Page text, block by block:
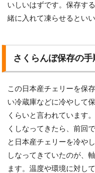
いしいはずです。保存す
緒に入れて凍らせるとい
さくらんぼ保存の手
この日本産チェリーを保
い冷蔵庫などに冷やして
くらいと言われています
くしなってきたら、前回
と日本産チェリーを冷や
しなってきていたのが、
ます。温度や環境に対し